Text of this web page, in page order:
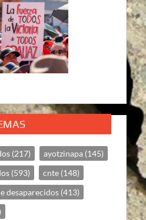
(217) ayotzinapa (145)
(593) cnte (148)
desaparecidos (413)